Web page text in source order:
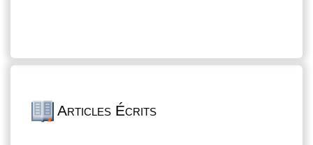
Articles Écrits